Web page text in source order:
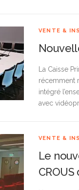
VENTE &
La Caisse
récemment
intégré
avec
VENTE &
Le
CROUS